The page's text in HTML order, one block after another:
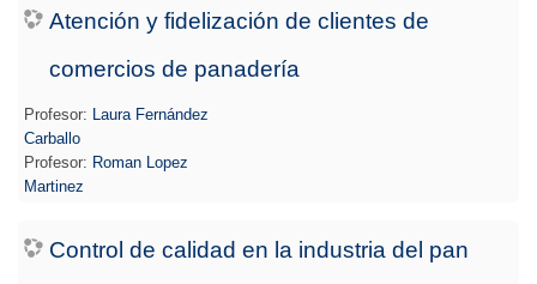
Atención y fidelización de clientes de
comercios de panadería
Profesor:
Laura Fernández
Carballo
Profesor: Roman Lopez
Martinez
Control de calidad en la industria del pan